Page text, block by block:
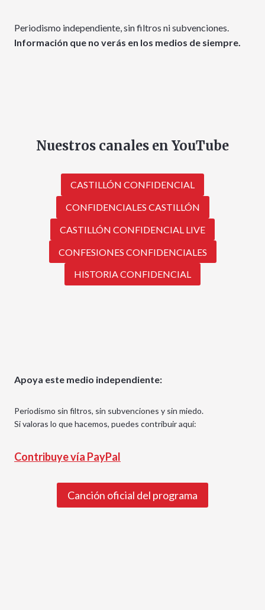
Periodismo independiente, sin filtros ni subvenciones.
Información que no verás en los medios de siempre.
Nuestros canales en YouTube
CASTILLÓN CONFIDENCIAL
CONFIDENCIALES CASTILLÓN
CASTILLÓN CONFIDENCIAL LIVE
CONFESIONES CONFIDENCIALES
HISTORIA CONFIDENCIAL
Apoya este medio independiente:
Periodismo sin filtros, sin subvenciones y sin miedo.
Si valoras lo que hacemos, puedes contribuir aquí:
Contribuye vía PayPal
Canción oficial del programa